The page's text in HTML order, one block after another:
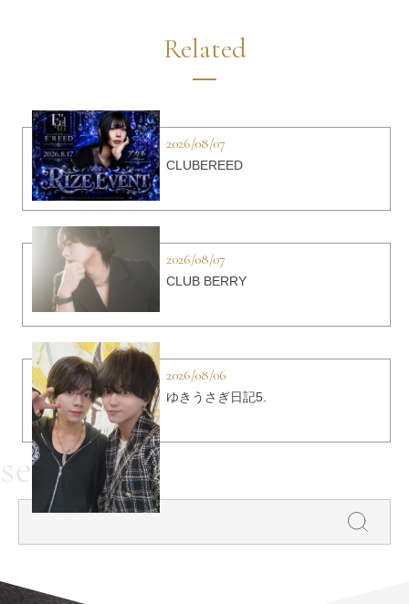
Related
2026/08/07
CLUBEREED
2026/08/07
CLUB BERRY
2026/08/06
ゆきうさぎ日記5.
search